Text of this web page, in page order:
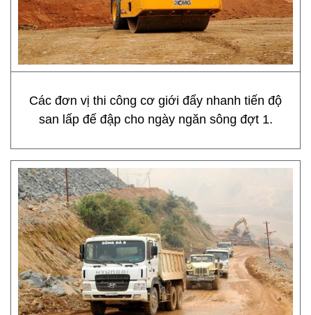
Các đơn vị thi công cơ giới đẩy nhanh tiến độ
san lấp đế đập cho ngày ngăn sông đợt 1.